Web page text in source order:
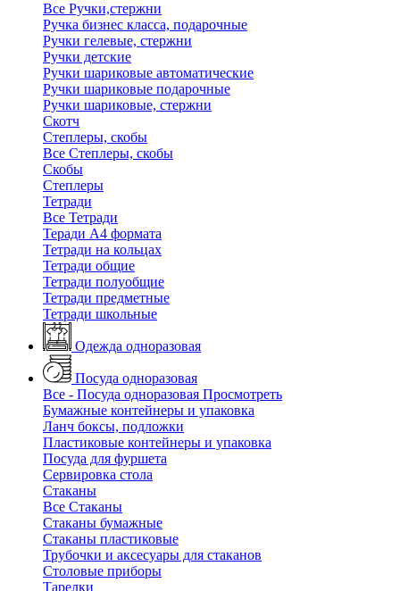
Все Ручки,стержни
Ручка бизнес класса, подарочные
Ручки гелевые, стержни
Ручки детские
Ручки шариковые автоматические
Ручки шариковые подарочные
Ручки шариковые, стержни
Скотч
Степлеры, скобы
Все Степлеры, скобы
Скобы
Степлеры
Тетради
Все Тетради
Теради А4 формата
Тетради на кольцах
Тетради общие
Тетради полуобщие
Тетради предметные
Тетради школьные
Одежда одноразовая
Посуда одноразовая
Все - Посуда одноразовая Просмотреть
Бумажные контейнеры и упаковка
Ланч боксы, подложки
Пластиковые контейнеры и упаковка
Посуда для фуршета
Сервировка стола
Стаканы
Все Стаканы
Стаканы бумажные
Стаканы пластиковые
Трубочки и аксесуары для стаканов
Столовые приборы
Тарелки